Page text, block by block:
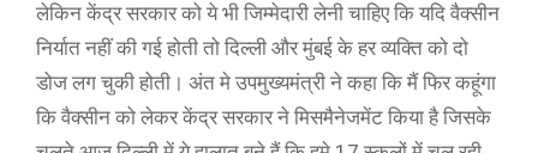
लेकिन केंद्र सरकार को ये भी जिम्मेदारी लेनी चाहिए कि यदि वैक्सीन
निर्यात नहीं की गई होती तो दिल्ली और मुंबई के हर व्यक्ति को दो
डोज लग चुकी होती। अंत मे उपमुख्यमंत्री ने कहा कि मैं फिर कहूंगा
कि वैक्सीन को लेकर केंद्र सरकार ने मिसमैनेजमेंट किया है जिसके